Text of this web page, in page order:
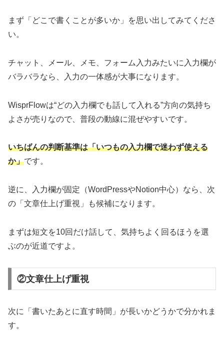
まず「どこで書くことが多いか」を思い出してみてくださ
い。
チャット、メール、メモ、フォーム入力みたいに入力欄が
バラバラなら、入力の一体感が大事になります。
WisprFlowは“どの入力欄でも話して入れる”方向の気持ち
よさが売りなので、普段の動線に混ぜやすいです。
いちばんの判断基準は「いつもの入力欄で迷わず使える
か」です。
逆に、入力欄が固定（WordPressやNotion中心）なら、次
の「文章仕上げ重視」も候補になります。
まずは短文を10回だけ話して、気持ちよく回るほうを選
ぶのが近道ですよ。
②文章仕上げ重視
次に「書いたあとに直す時間」が長いかどうかで分かれま
す。